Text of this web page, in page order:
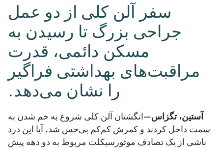
سفر آلن کلی از دو عمل
جراحی بزرگ تا رسیدن به
مسکن دائمی، قدرت
مراقبت‌های بهداشتی فراگیر
را نشان می‌دهد.
آستین، تگزاس—انگشتان آلن کلی شروع به خم شدن به
سمت داخل کردند و کمرش کم‌کم بی‌حس شد. آیا این درد
ناشی از یک تصادف موتورسیکلت مربوط به دو دهه پیش